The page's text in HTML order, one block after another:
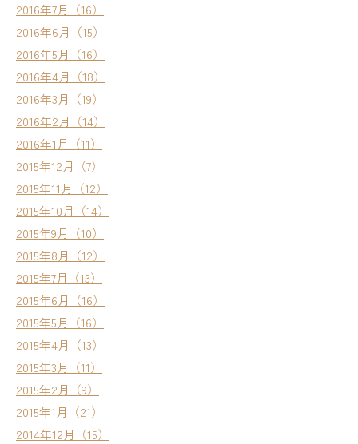
2016年7月（16）
2016年6月（15）
2016年5月（16）
2016年4月（18）
2016年3月（19）
2016年2月（14）
2016年1月（11）
2015年12月（7）
2015年11月（12）
2015年10月（14）
2015年9月（10）
2015年8月（12）
2015年7月（13）
2015年6月（16）
2015年5月（16）
2015年4月（13）
2015年3月（11）
2015年2月（9）
2015年1月（21）
2014年12月（15）